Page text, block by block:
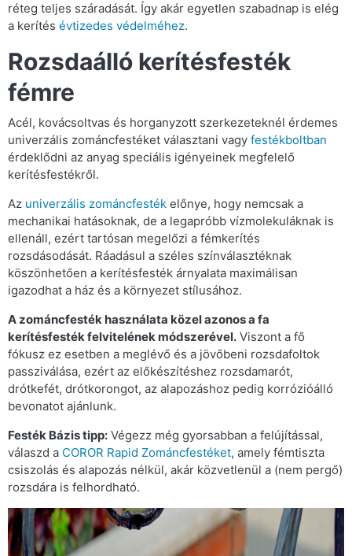
réteg teljes száradását. Így akár egyetlen szabadnap is elég
a kerítés évtizedes védelméhez.
Rozsdaálló kerítésfesték
fémre
Acél, kovácsoltvas és horganyzott szerkezeteknél érdemes
univerzális zománcfestéket választani vagy festékboltban
érdeklődni az anyag speciális igényeinek megfelelő
kerítésfestékről.
Az univerzális zománcfesték előnye, hogy nemcsak a
mechanikai hatásoknak, de a legapróbb vízmolekuláknak is
ellenáll, ezért tartósan megelőzi a fémkerítés
rozsdásodását. Ráadásul a széles színválasztéknak
köszönhetően a kerítésfesték árnyalata maximálisan
igazodhat a ház és a környezet stílusához.
A zománcfesték használata közel azonos a fa
kerítésfesték felvitelének módszerével. Viszont a fő
fókusz ez esetben a meglévő és a jövőbeni rozsdafoltok
passziválása, ezért az előkészítéshez rozsdamarót,
drótkefét, drótkorongot, az alapozáshoz pedig korrózióálló
bevonatot ajánlunk.
Festék Bázis tipp: Végezz még gyorsabban a felújítással,
válaszd a COROR Rapid Zománcfestéket, amely fémtiszta
csiszolás és alapozás nélkül, akár közvetlenül a (nem pergő)
rozsdára is felhordható.